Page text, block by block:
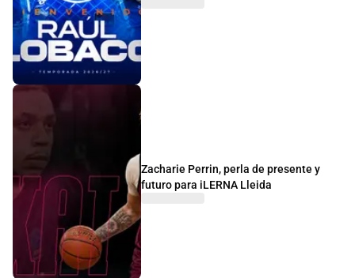
Zacharie Perrin, perla de presente y
futuro para iLERNA Lleida